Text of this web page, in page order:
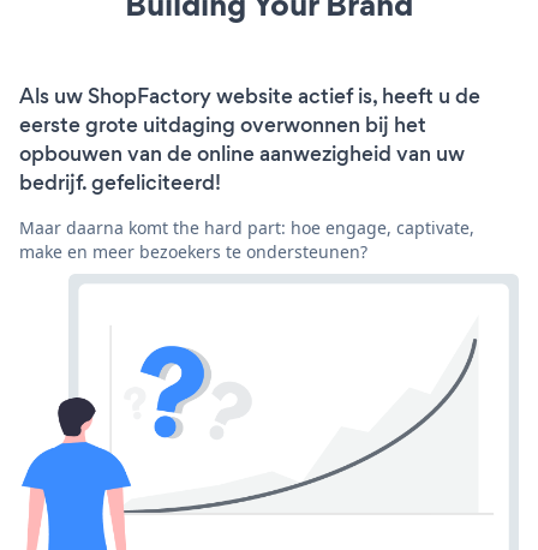
Als uw ShopFactory website actief is, heeft u de
eerste grote uitdaging overwonnen bij het
opbouwen van de online aanwezigheid van uw
bedrijf. gefeliciteerd!
Maar daarna komt the hard part: hoe engage, captivate,
make en meer bezoekers te ondersteunen?